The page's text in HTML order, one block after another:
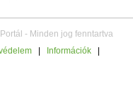
- Minden jog fenntartva
Információk